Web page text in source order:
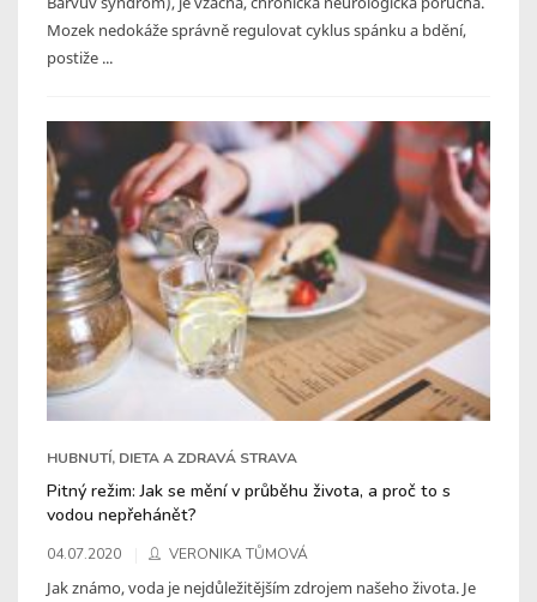
Mozek nedokáže správně regulovat cyklus spánku a bdění,
postiže ...
HUBNUTÍ, DIETA A ZDRAVÁ STRAVA
Pitný režim: Jak se mění v průběhu života, a proč to s
vodou nepřehánět?
04.07.2020 VERONIKA TŮMOVÁ
Jak známo, voda je nejdůležitějším zdrojem našeho života. Je